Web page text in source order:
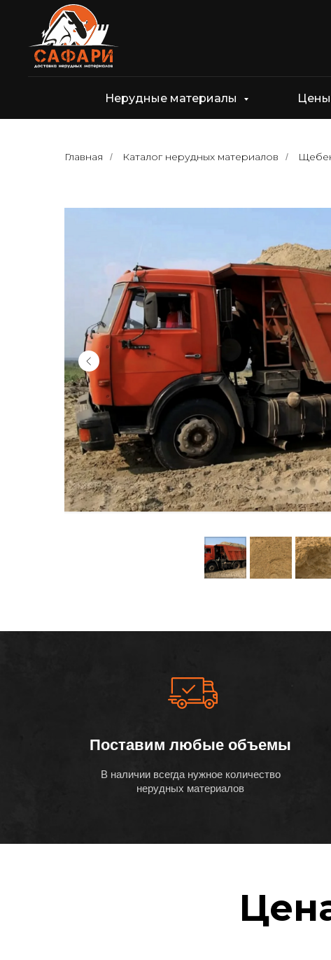
Нерудные материалы Цены
Главная / Каталог нерудных материалов /
В наличии всегда нужное количество
нерудных материалов
Поставим любые объемы